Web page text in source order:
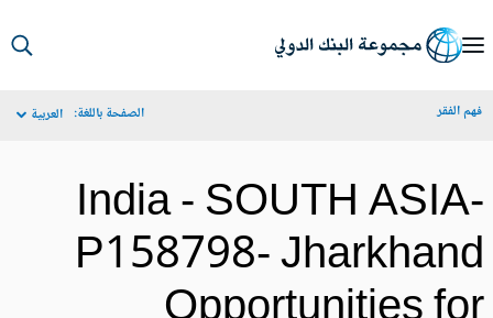
الفقر الصفحة باللغة: العربية
India - SOUTH
P158798-